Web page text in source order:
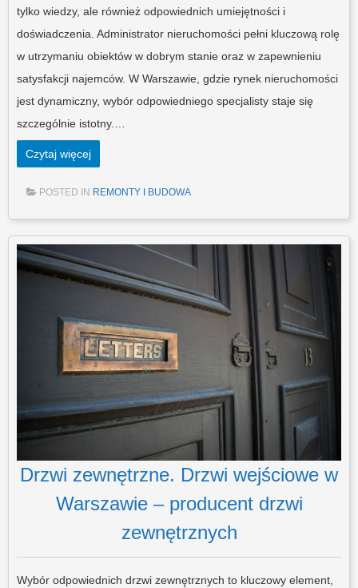
tylko wiedzy, ale również odpowiednich umiejętności i
doświadczenia. Administrator nieruchomości pełni kluczową rolę
w utrzymaniu obiektów w dobrym stanie oraz w zapewnieniu
satysfakcji najemców. W Warszawie, gdzie rynek nieruchomości
jest dynamiczny, wybór odpowiedniego specjalisty staje się
szczególnie istotny.…
Czytaj więcej
POSTED IN REMONTY I BUDOWA
Drzwi zewnętrzne. Drzwi wejściowe w
Warszawie – producent drzwi
zewnętrznych
Wybór odpowiednich drzwi zewnętrznych to kluczowy element,